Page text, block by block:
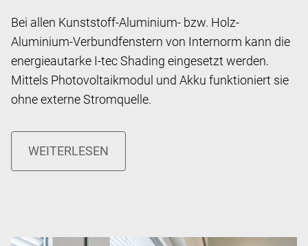
Bei allen Kunststoff-Aluminium- bzw. Holz-
Aluminium-Verbundfenstern von Internorm kann die
energieautarke I-tec Shading eingesetzt werden.
Mittels Photovoltaikmodul und Akku funktioniert sie
ohne externe Stromquelle.